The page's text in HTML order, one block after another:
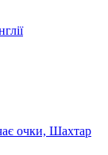
очки, Шахтар